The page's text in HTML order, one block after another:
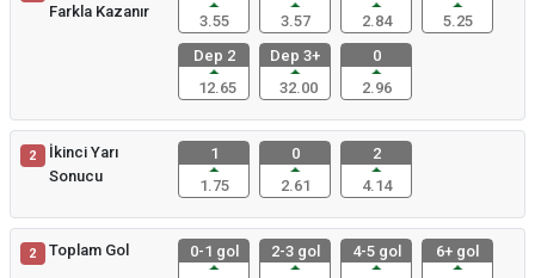
Farkla Kazanır
3.55
3.57
2.84
5.25
Dep 2
12.65
Dep 3+
32.00
0
2.96
2
İkinci Yarı
Sonucu
1
1.75
0
2.61
2
4.14
2 Toplam Gol
0-1 gol
2-3 gol
4-5 gol
6+ gol